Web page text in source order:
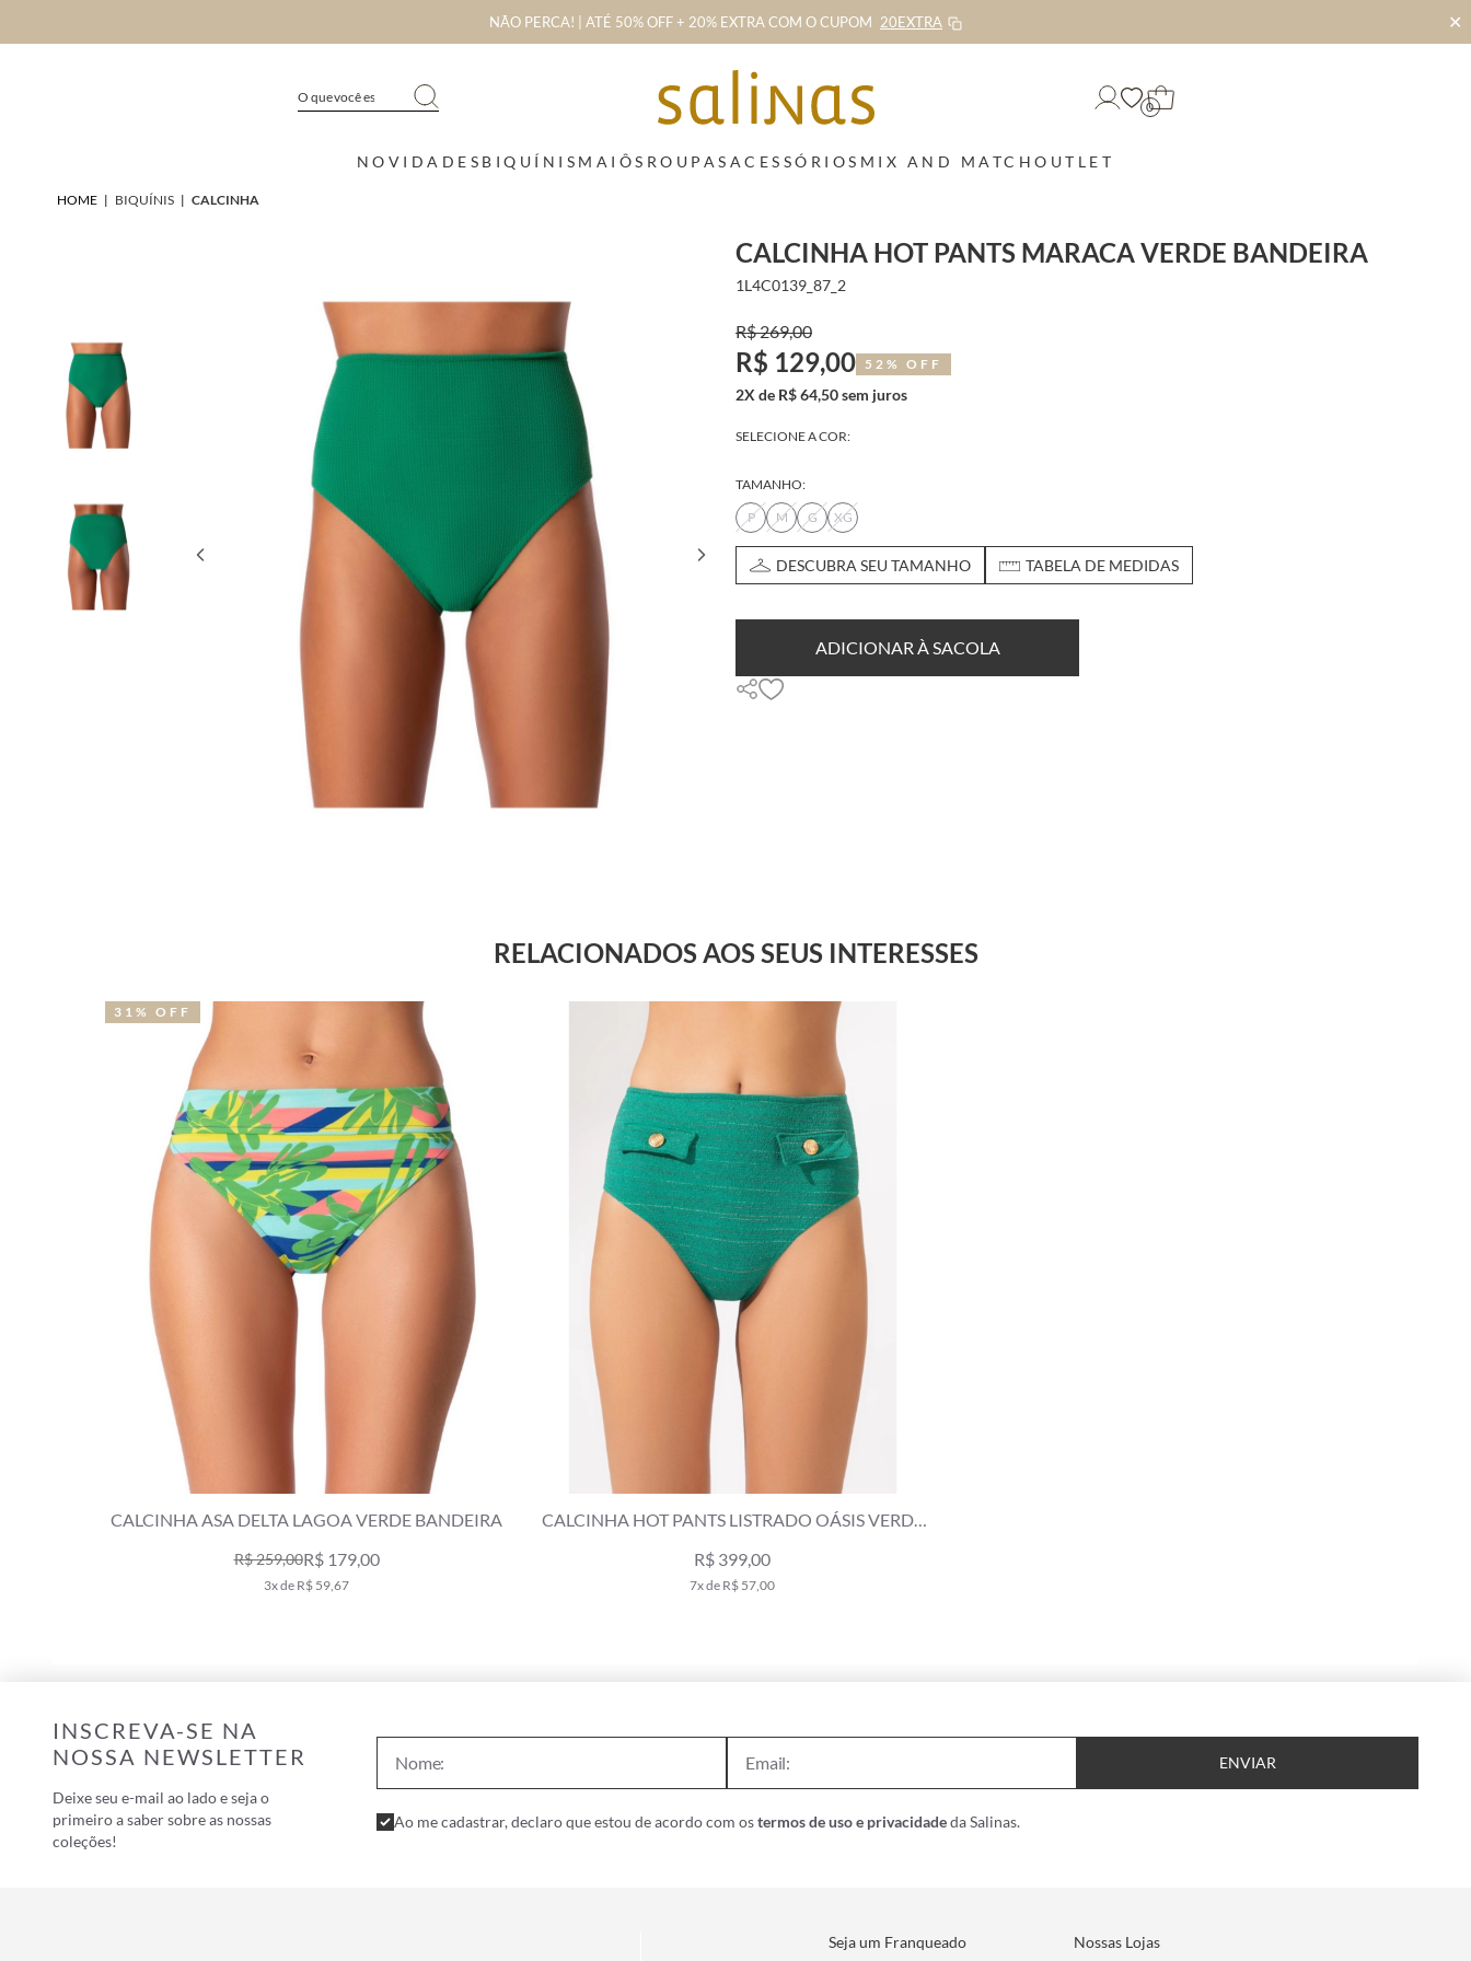
NÃO PERCA! | ATÉ 50% OFF + 20% EXTRA COM O CUPOM 20EXTRA ✕
0
NOVIDADES BIQUÍNIS MAIÔS ROUPAS ACESSÓRIOS MIX AND MATCHOUTLET
HOME | BIQUÍNIS | CALCINHA
CALCINHA HOT PANTS MARACA VERDE BANDEIRA
1L4C0139_87_2
R$ 269,00
R$ 129,00 52% OFF
2X de R$ 64,50 sem juros
SELECIONE A COR:
TAMANHO:
P
M G XG
DESCUBRA SEU TAMANHO TABELA DE MEDIDAS
ADICIONAR À SACOLA
RELACIONADOS AOS SEUS INTERESSES
CALCINHA ASA DELTA LAGOA VERDE BANDEIRA
R$ 259,00R$ 179,00
3x de R$ 59,67
31% OFF
CALCINHA HOT PANTS LISTRADO OÁSIS VERDE
R$ 399,00
7x de R$ 57,00
INSCREVA-SE NA
NOSSA NEWSLETTER
Deixe seu e-mail ao lado e seja o
primeiro a saber sobre as nossas
coleções!
ENVIAR
Ao me cadastrar, declaro que estou de acordo com ostermos de uso e privacidadeda Salinas.
Seja um Franqueado Nossas Lojas